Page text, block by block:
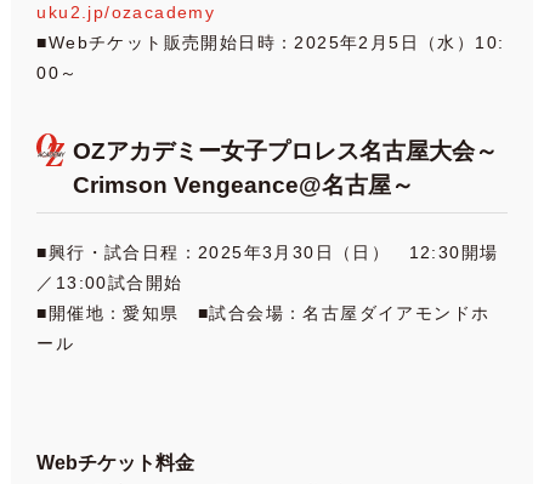
uku2.jp/ozacademy
■Webチケット販売開始日時：2025年2月5日（水）10:
00～
OZアカデミー女子プロレス名古屋大会～
Crimson Vengeance@名古屋～
■興行・試合日程：2025年3月30日（日） 12:30開場
／13:00試合開始
■開催地：愛知県 ■試合会場：名古屋ダイアモンドホ
ール
Webチケット料金